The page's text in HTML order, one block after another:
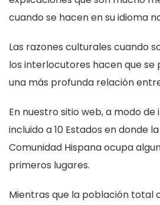
cuando se hacen en su idioma
Las razones culturales cuando
los interlocutores hacen que
una más profunda relación
En nuestro sitio web, a modo
incluido a 10 Estados en donde
Comunidad Hispana ocupa
primeros lugares.
Mientras que la población total